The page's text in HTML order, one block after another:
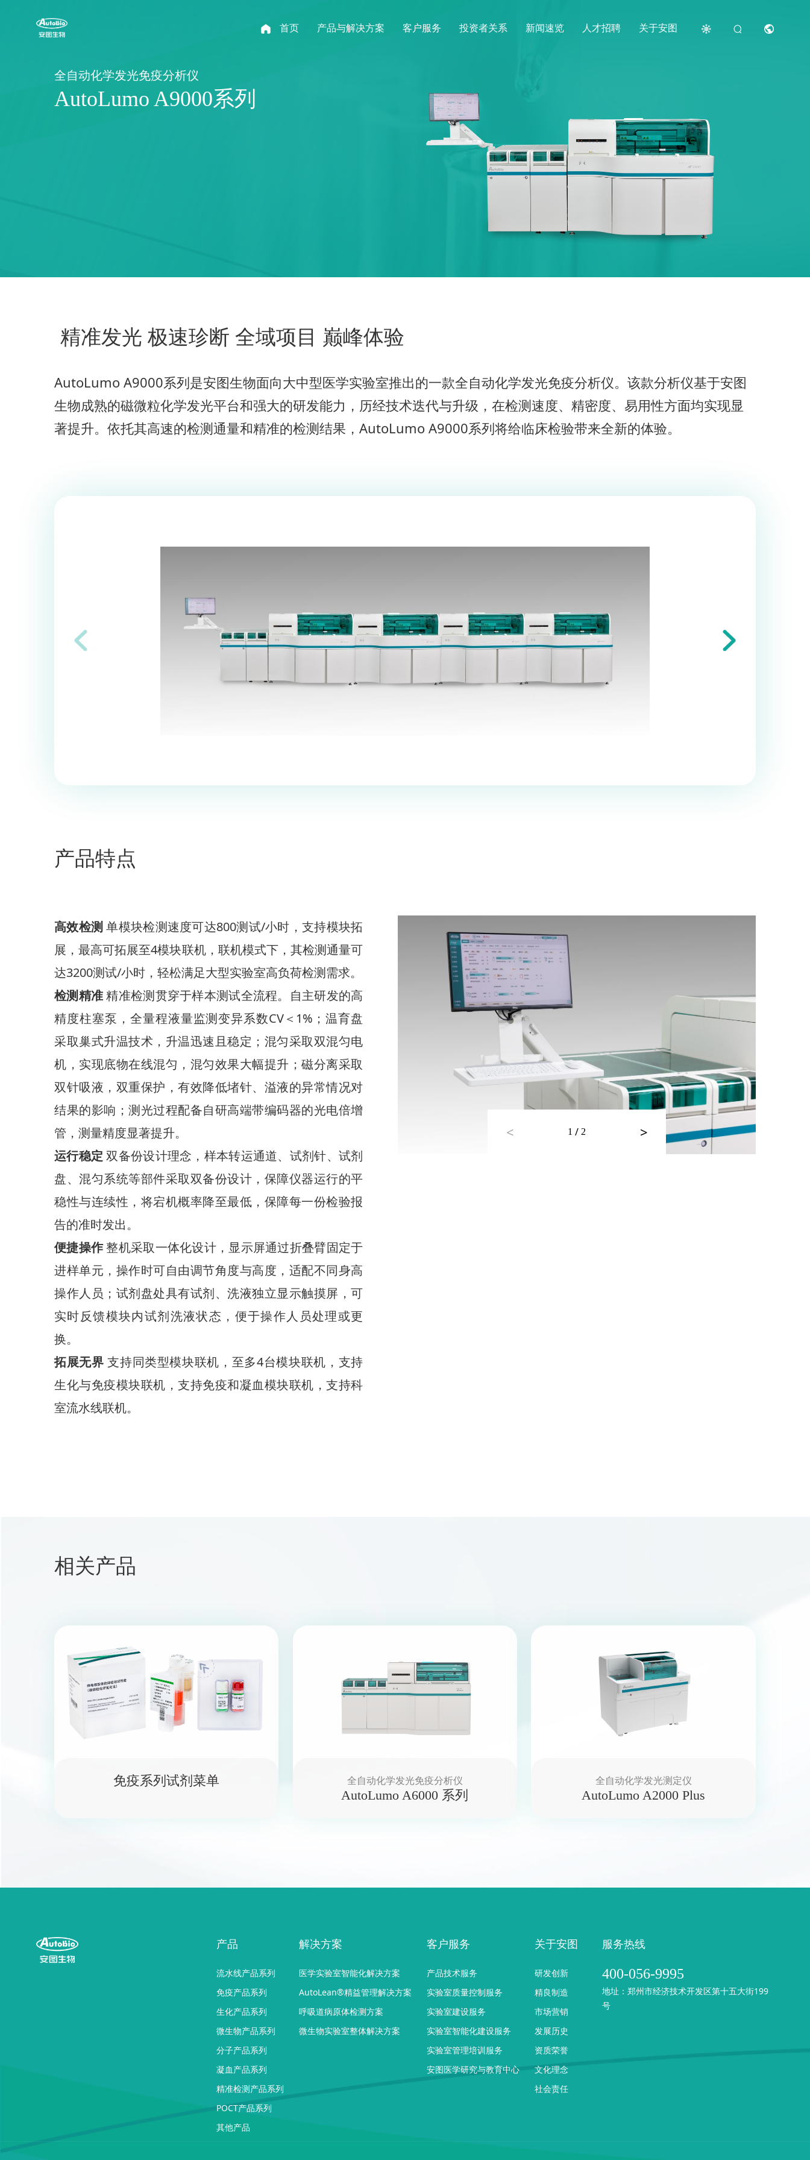
首页 产品与解决方案 客户服务 投资者关系 新闻速览 人才招聘 关于安图
全自动化学发光免疫分析仪
AutoLumo A9000系列
精准发光 极速珍断 全域项目 巅峰体验
AutoLumo A9000系列是安图生物面向大中型医学实验室推出的一款全自动化学发光免疫分析仪。该款分析仪基于安图
生物成熟的磁微粒化学发光平台和强大的研发能力，历经技术迭代与升级，在检测速度、精密度、易用性方面均实现显
著提升。依托其高速的检测通量和精准的检测结果，AutoLumo A9000系列将给临床检验带来全新的体验。
产品特点
高效检测 单模块检测速度可达800测试/小时，支持模块拓
展，最高可拓展至4模块联机，联机模式下，其检测通量可
达3200测试/小时，轻松满足大型实验室高负荷检测需求。
检测精准精准检测贯穿于样本测试全流程。自主研发的高
精度柱塞泵，全量程液量监测变异系数CV＜1%；温育盘
采取巢式升温技术，升温迅速且稳定；混匀采取双混匀电
机，实现底物在线混匀，混匀效果大幅提升；磁分离采取
双针吸液，双重保护，有效降低堵针、溢液的异常情况对
结果的影响；测光过程配备自研高端带编码器的光电倍增
管，测量精度显著提升。
运行稳定 双备份设计理念，样本转运通道、试剂针、试剂
盘、混匀系统等部件采取双备份设计，保障仪器运行的平
稳性与连续性，将宕机概率降至最低，保障每一份检验报
告的准时发出。
便捷操作整机采取一体化设计，显示屏通过折叠臂固定于
进样单元，操作时可自由调节角度与高度，适配不同身高
操作人员；试剂盘处具有试剂、洗液独立显示触摸屏，可
实时反馈模块内试剂洗液状态，便于操作人员处理或更
换。
拓展无界 支持同类型模块联机，至多4台模块联机，支持
生化与免疫模块联机，支持免疫和凝血模块联机，支持科
室流水线联机。
< 1 /2 >
相关产品
免疫系列试剂菜单 全自动化学发光免疫分析仪
AutoLumo A6000 系列
全自动化学发光测定仪
AutoLumo A2000 Plus
产品
流水线产品系列
免疫产品系列
生化产品系列
微生物产品系列
分子产品系列
凝血产品系列
精准检测产品系列
POCT产品系列
其他产品
解决方案
医学实验室智能化解决方案
AutoLean®精益管理解决方案
呼吸道病原体检测方案
微生物实验室整体解决方案
客户服务
产品技术服务
实验室质量控制服务
实验室建设服务
实验室智能化建设服务
实验室管理培训服务
安图医学研究与教育中心
关于安图
研发创新
精良制造
市场营销
发展历史
资质荣誉
文化理念
社会责任
服务热线
400-056-9995
地址：郑州市经济技术开发区第十五大街199
号